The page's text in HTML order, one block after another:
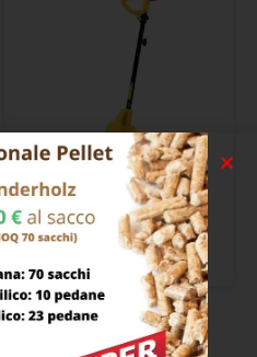
SPAZZATRICE
ROLL&COMB BATTERIA
141W GARLAND
198,00€